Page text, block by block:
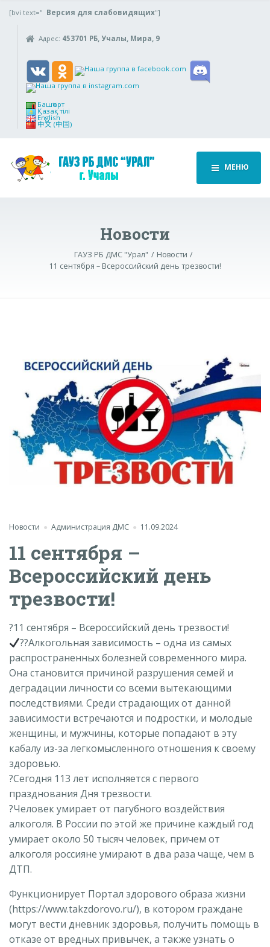
[bvi text=" Версия для слабовидящих"]
Адрес: 453701 РБ, Учалы, Мира, 9
Башҡорт
Қазақ тілі
English
中文 (中国)
МЕНЮ
Новости
ГАУЗ РБ ДМС "Урал"
Новости
11 сентября – Всероссийский день трезвости!
Новости Администрация ДМС 11.09.2024
11 сентября –
Всероссийский день
трезвости!
?11 сентября – Всероссийский день трезвости!
??Алкогольная зависимость – одна из самых
распространенных болезней современного мира.
Она становится причиной разрушения семей и
деградации личности со всеми вытекающими
последствиями. Среди страдающих от данной
зависимости встречаются и подростки, и молодые
женщины, и мужчины, которые попадают в эту
кабалу из-за легкомысленного отношения к своему
здоровью.
?Сегодня 113 лет исполняется с первого
празднования Дня трезвости.
?Человек умирает от пагубного воздействия
алкоголя. В России по этой же причине каждый год
умирает около 50 тысяч человек, причем от
алкоголя россияне умирают в два раза чаще, чем в
ДТП.
Функционирует Портал здорового образа жизни
(https://www.takzdorovo.ru/), в котором граждане
могут вести дневник здоровья, получить помощь в
отказе от вредных привычек, а также узнать о